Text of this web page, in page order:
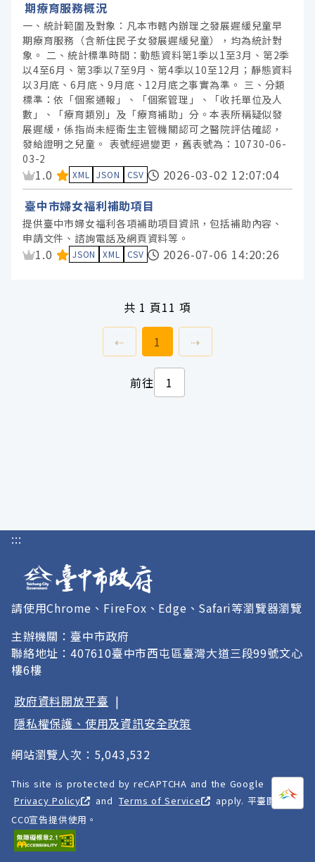
期療育服務概況
一、統計範圍及對象：凡本市轄內辦理之發展遲緩兒童早
期療育服務（含新住民子女發展遲緩兒童），均為統計對
象。 二、統計標準時間：動態資料第1季以1至3月、第2季
以4至6月、第3季以7至9月、第4季以10至12月；靜態資料
以3月底、6月底、9月底、12月底之事實為準。 三、分類
標準：依「個案通報」、「個案管理」、「收托單位及人
數」、「療育類別」及「療育補助」分。本表所稱疑似發
展遲緩，係指尚未經衛生主管機關認可之醫院評估確認，
發給證明之兒童。 表號經過變更，舊表號為：10730-06-
03-2
資料集評分：
1.0 XML JSON CSV
2026-03-02 12:07:04
臺中市婦女福利補助項目
提供臺中市婦女福利各項補助項目資訊，包括補助內容、
申請文件、諮詢電話及網頁資料等。
資料集評分：
1.0 JSON XML CSV 2026-07-06 14:20:26
共 1 頁11 項
⇠ 上一頁前往
1 ⇢下一頁
前往
打開
:::
請使用Chrome、FireFox、Edge、Safari等瀏覽器瀏覽
主辦機關：臺中市政府
聯絡地址：407610臺中市西屯區臺灣大道三段99號文心
樓6樓
政府資料開放平臺 |
隱私權保護、使用及資訊安全政策
網站瀏覽人次：5,043,532
This site is protected by reCAPTCHA and the Google
Privacy Policy
and Terms of Service
apply. 平臺圖像以
CC0宣告提供使用。